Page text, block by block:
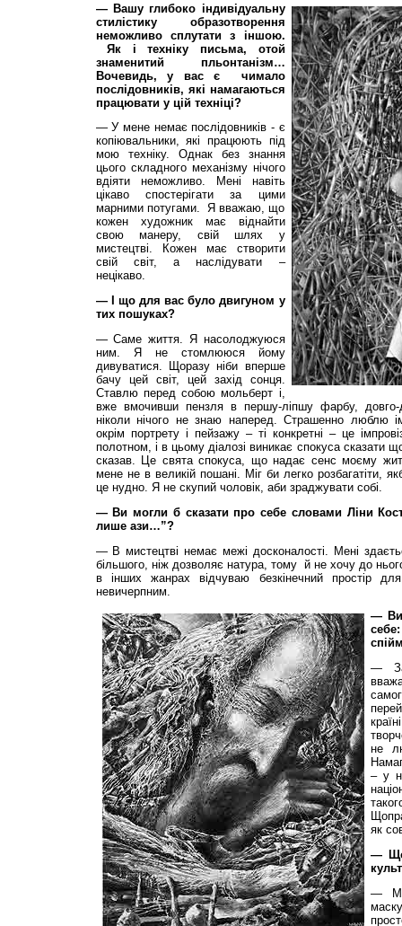
— Вашу глибоко індивідуальну
стилістику образотворення
неможливо сплутати з іншою.
Як і техніку письма, отой
знаменитий пльонтанізм…
Вочевидь, у вас є чимало
послідовників, які намагаються
працювати у цій техніці?
— У мене немає послідовників - є
копіювальники, які працюють під
мою техніку. Однак без знання
цього складного механізму нічого
вдіяти неможливо. Мені навіть
цікаво спостерігати за цими
марними потугами. Я вважаю, що
кожен художник має віднайти
свою манеру, свій шлях у
мистецтві. Кожен має створити
свій світ, а наслідувати –
нецікаво.
— І що для вас було двигуном у
тих пошуках?
— Саме життя. Я насолоджуюся
ним. Я не стомлююся йому
дивуватися. Щоразу ніби вперше
бачу цей світ, цей захід сонця.
Ставлю перед собою мольберт і,
вже вмочивши пензля в першу-ліпшу фарбу,
ніколи нічого не знаю наперед. Страшенно люблю
окрім портрету і пейзажу – ті конкретні – це
полотном, і в цьому діалозі виникає спокуса сказати
сказав. Це свята спокуса, що надає сенс моєму
мене не в великій пошані. Міг би легко розбагатіти,
це нудно. Я не скупий чоловік, аби зраджувати собі.
— Ви могли б сказати про себе словами Ліни
лише ази…”?
— В мистецтві немає межі досконалості. Мені
більшого, ніж дозволяє натура, тому й не хочу до
в інших жанрах відчуваю безкінечний простір
невичерпним.
— Ви
—
не
– у
як
— Що
—